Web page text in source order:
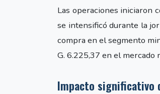
Las operaciones iniciaron
se intensificó durante la
compra en el segmento
G. 6.225,37 en el mercado
Impacto significativo